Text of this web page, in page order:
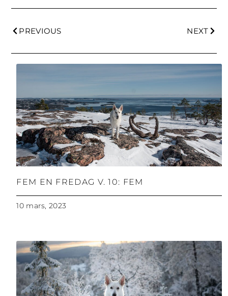
PREVIOUS NEXT
FEM EN FREDAG V. 10: FEM
10 mars, 2023